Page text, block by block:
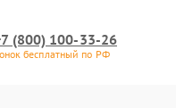
(800) 100-33-26
бесплатный по РФ